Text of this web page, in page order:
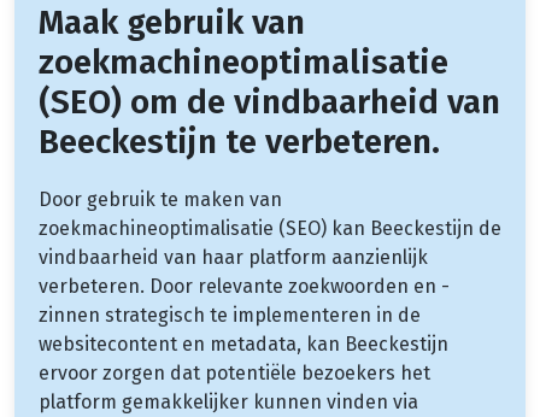
Maak gebruik van
zoekmachineoptimalisatie
(SEO) om de vindbaarheid van
Beeckestijn te verbeteren.
Door gebruik te maken van
zoekmachineoptimalisatie (SEO) kan Beeckestijn de
vindbaarheid van haar platform aanzienlijk
verbeteren. Door relevante zoekwoorden en -
zinnen strategisch te implementeren in de
websitecontent en metadata, kan Beeckestijn
ervoor zorgen dat potentiële bezoekers het
platform gemakkelijker kunnen vinden via